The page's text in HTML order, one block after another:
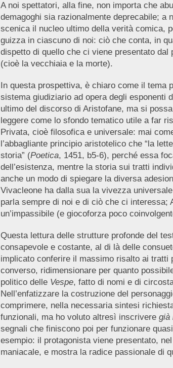
A noi spettatori, alla fine, non importa che
demagoghi sia razionalmente deprecabile; a
scenica il nucleo ultimo della verità comica,
guizza in ciascuno di noi: ciò che conta, in
dispetto di quello che ci viene presentato
(cioè la vecchiaia e la morte).
In questa prospettiva, è chiaro come il tema
sistema giudiziario ad opera degli esponenti
ultimo del discorso di Aristofane, ma si
leggere come lo sfondo tematico utile a far
Privata, cioè filosofica e universale: mai
l’abbagliante principio aristotelico che “la
storia” (Poetica, 1451, b5-6), perché essa
dell’esistenza, mentre la storia sui tratti
anche un modo di spiegare la diversa
Vivacleone ha dalla sua la vivezza
parla sempre di noi e di ciò che ci interessa;
un’impassibile (e giocoforza poco
Questa lettura delle strutture profonde del
consapevole e costante, al di là delle
implicato conferire il massimo risalto ai tratti
converso, ridimensionare per quanto
politico delleVespe, fatto di nomi e di
Nell’enfatizzare la costruzione del
comprimere, nella necessaria sintesi
funzionali, ma ho voluto altresì inscrivere già
segnali che finiscono poi per funzionare
esempio: il protagonista viene presentato,
maniacale, e mostra la radice passionale di